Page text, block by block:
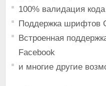
100% валидация кода
Поддержка шрифтов
Встроенная
Facebook
и многие другие